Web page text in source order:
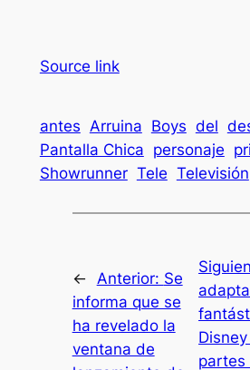
Source link
antes Arruina Boys del
Pantalla Chica personaje
Showrunner Tele Televisión
← Anterior: Se
informa que se
ha revelado la
ventana de
partes